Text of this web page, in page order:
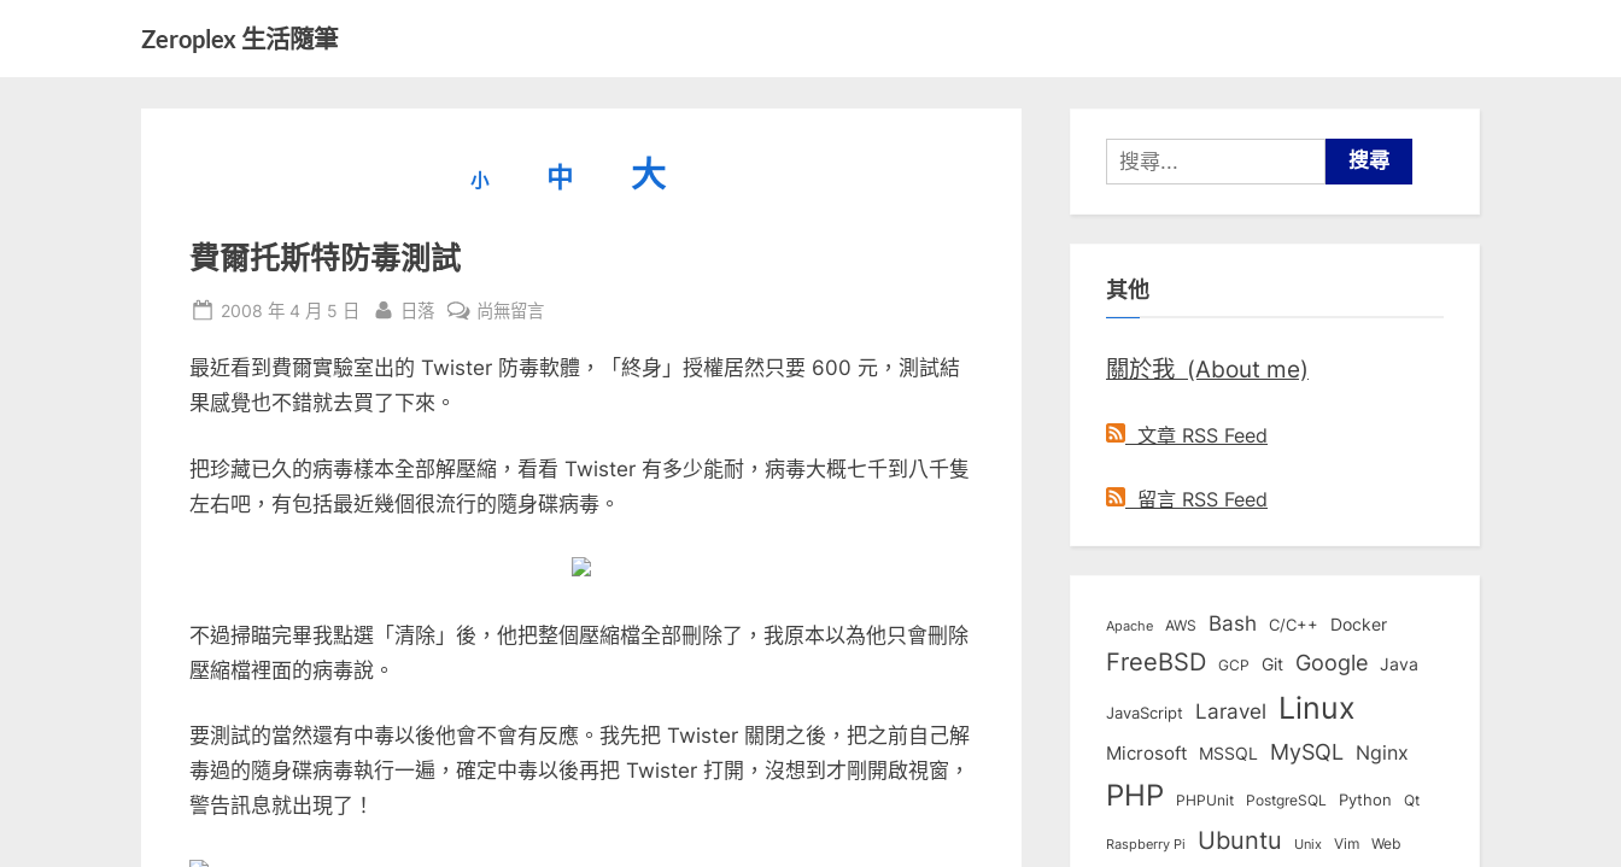
Zeroplex 生活隨筆
小
小
小。
中
重
大
大
型
小。
費爾托斯特防毒測試
Posted
2008 年 4 月 5 日 By
日落
在
爾
特
防
毒
尚無留言
最近看到費爾實驗室出的 Twister 防毒軟體，「終身」授權居然只要 600 元，測試結
果感覺也不錯就去買了下來。
把珍藏已久的病毒樣本全部解壓縮，看看 Twister 有多少能耐，病毒大概七千到八千隻
左右吧，有包括最近幾個很流行的隨身碟病毒。
不過掃瞄完畢我點選「清除」後，他把整個壓縮檔全部刪除了，我原本以為他只會刪除
壓縮檔裡面的病毒說。
要測試的當然還有中毒以後他會不會有反應。我先把 Twister 關閉之後，把之前自己解
毒過的隨身碟病毒執行一遍，確定中毒以後再把 Twister 打開，沒想到才剛開啟視窗，
警告訊息就出現了！
搜
尋
關
字:
其他
關於我 (About me)
文章 RSS Feed
留言 RSS Feed
Apache AWS Bash C/C++ Docker
FreeBSD GCP Git Google Java
JavaScript Laravel Linux
Microsoft MSSQL MySQL Nginx
PHP PHPUnit PostgreSQL Python Qt
Raspberry Pi Ubuntu Unix Vim Web